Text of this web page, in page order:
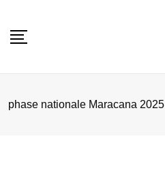
phase nationale Maracana 2025